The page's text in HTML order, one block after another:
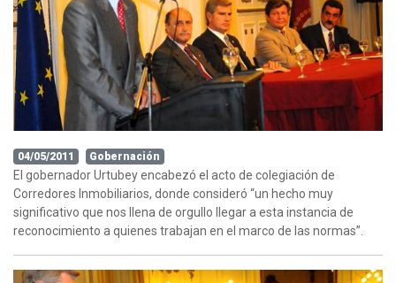
04/05/2011 Gobernación
El gobernador Urtubey encabezó el acto de colegiación de
Corredores Inmobiliarios, donde consideró “un hecho muy
significativo que nos llena de orgullo llegar a esta instancia de
reconocimiento a quienes trabajan en el marco de las normas”.